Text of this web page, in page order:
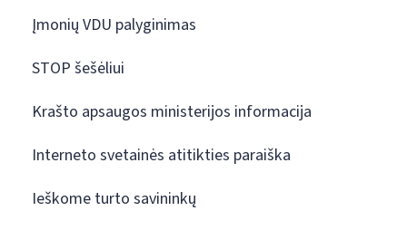
Įmonių VDU palyginimas
STOP šešėliui
Krašto apsaugos ministerijos informacija
Interneto svetainės atitikties paraiška
Ieškome turto savininkų